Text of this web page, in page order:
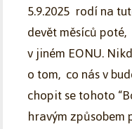
5.9.2025 rodí na
devět měsíců
v jiném EONU.
o tom, co nás v
chopit se tohoto
hravým způsobem